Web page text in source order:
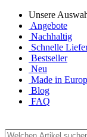
Unsere
Angebote
Nachhaltig
Schnelle
Bestseller
Neu
Made in
Blog
FAQ